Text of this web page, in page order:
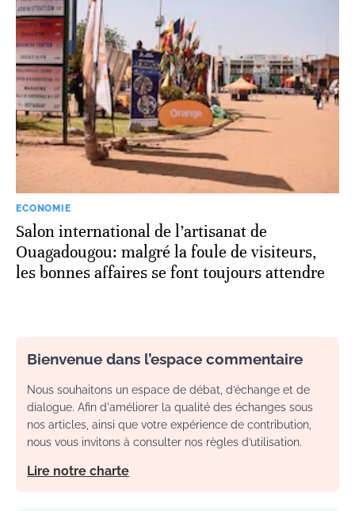
ECONOMIE
Salon international de l’artisanat de
Ouagadougou: malgré la foule de visiteurs,
les bonnes affaires se font toujours attendre
Bienvenue dans l’espace commentaire
Nous souhaitons un espace de débat, d’échange et de
dialogue. Afin d'améliorer la qualité des échanges sous
nos articles, ainsi que votre expérience de contribution,
nous vous invitons à consulter nos règles d’utilisation.
Lire notre charte